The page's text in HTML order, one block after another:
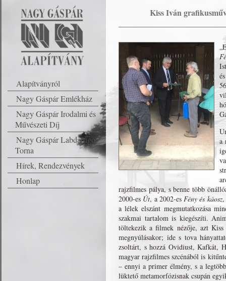
Alapítványról
Nagy Gáspár Emlékház
Nagy Gáspár Irodalmi és
Művészeti Díj
Nagy Gáspár Labdarúgó
Torna
Hírek, Rendezvények
Honlap
Kiss Iván
a
rajzfilmes pálya, s benne több
2000-es Út, a 2002-esFény és káosz,
a lélek elszánt megmutatkozása
szakmai tartalom is kiegészíti.
töltekezik a filmek nézője, azt
megnyúlásakor; ide s tova
zsoltárt, s hozzá Ovidiust, Kafkát,
magyar rajzfilmes szcénából is
– ennyi a primer élmény, s a
lüktető metamorfózisnak csupán